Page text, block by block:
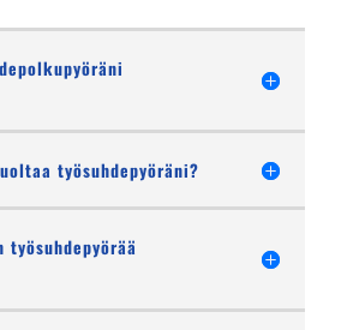
työsuhdepyöräni?
työsuhdepyörää